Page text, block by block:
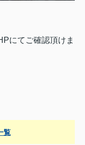
にてご確認頂けま
覧